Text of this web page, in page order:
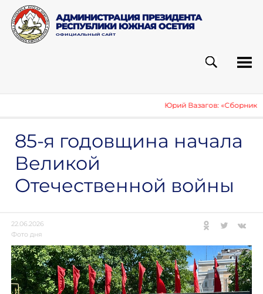
АДМИНИСТРАЦИЯ ПРЕЗИДЕНТА
РЕСПУБЛИКИ ЮЖНАЯ ОСЕТИЯ
ОФИЦИАЛЬНЫЙ САЙТ
ПОИСК
Юрий Вазагов: «Сборник о
85-я годовщина начала
Великой
Отечественной войны
22.06.2026
Фото дня